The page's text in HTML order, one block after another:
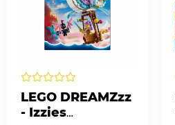
LEGO DREAMZzz
- Izzies